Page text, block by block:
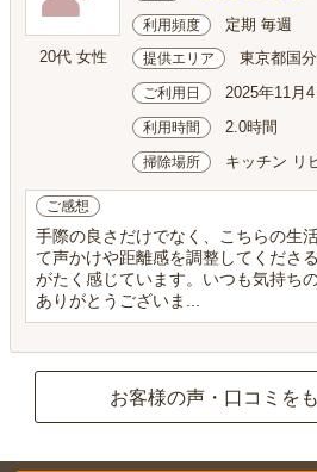
20代 女性
利用頻度 定期 毎週
提供エリア 東京都国
ご利用日 2025年11月
利用時間 2.0時間
掃除場所 キッチン リ
ご感想
手際の良さだけでなく、こちらの生
て声かけや距離感を調整してくださ
がたく感じています。いつも気持ち
ありがとうございま...
お客様の声・口コミを